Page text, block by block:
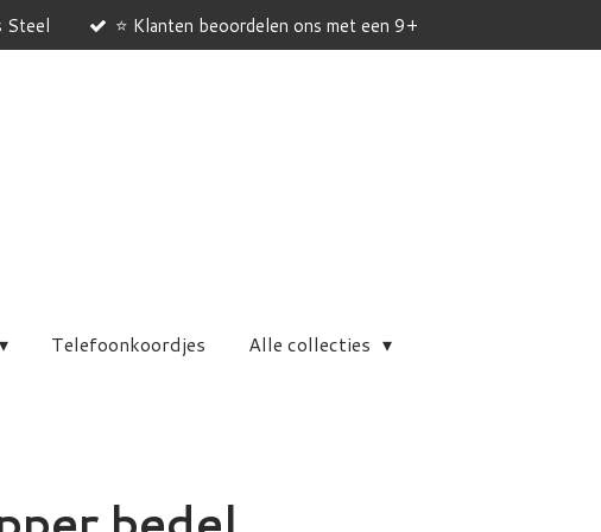
Steel ⭐ Klanten beoordelen ons met een 9+
Telefoonkoordjes
Alle collecties